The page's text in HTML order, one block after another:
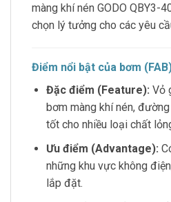
màng khí nén GODO QBY3-
chọn lý tưởng cho các yêu
Điểm nổi bật của bơm
Đặc điểm (Feature): Vỏ
bơm màng khí nén,
tốt cho nhiều loại chất
Ưu điểm (Advantage):
những khu vực không
lắp đặt.